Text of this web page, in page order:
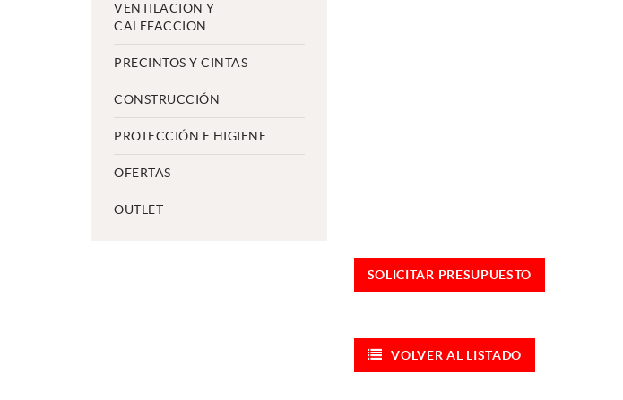
VENTILACION Y
CALEFACCION
PRECINTOS Y CINTAS
CONSTRUCCIÓN
PROTECCIÓN E HIGIENE
OFERTAS
OUTLET
SOLICITAR PRESUPUESTO
VOLVER AL LISTADO